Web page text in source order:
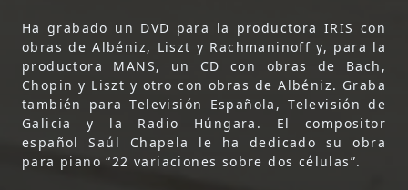
Ha grabado un DVD para la productora IRIS con
obras de Albéniz, Liszt y Rachmaninoff y, para la
productora MANS, un CD con obras de Bach,
Chopin y Liszt y otro con obras de Albéniz. Graba
también para Televisión Española, Televisión de
Galicia y la Radio Húngara. El compositor
español Saúl Chapela le ha dedicado su obra
para piano “22 variaciones sobre dos células”.